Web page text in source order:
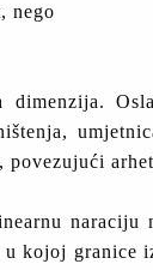
nego
kojoj